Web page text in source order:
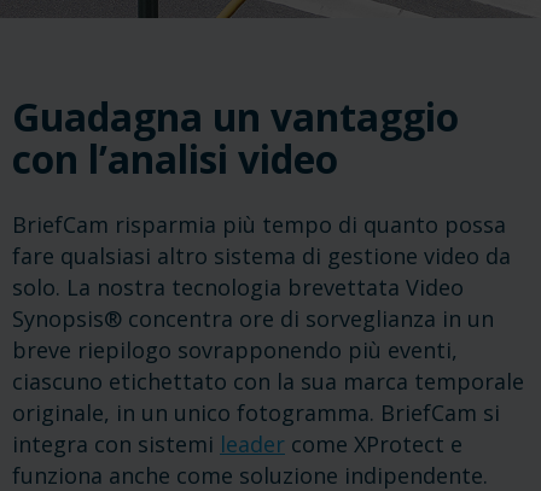
Guadagna un vantaggio
con l’analisi video
BriefCam risparmia più tempo di quanto possa
fare qualsiasi altro sistema di gestione video da
solo. La nostra tecnologia brevettata Video
Synopsis® concentra ore di sorveglianza in un
breve riepilogo sovrapponendo più eventi,
ciascuno etichettato con la sua marca temporale
originale, in un unico fotogramma. BriefCam si
integra con sistemi leader come XProtect e
funziona anche come soluzione indipendente.